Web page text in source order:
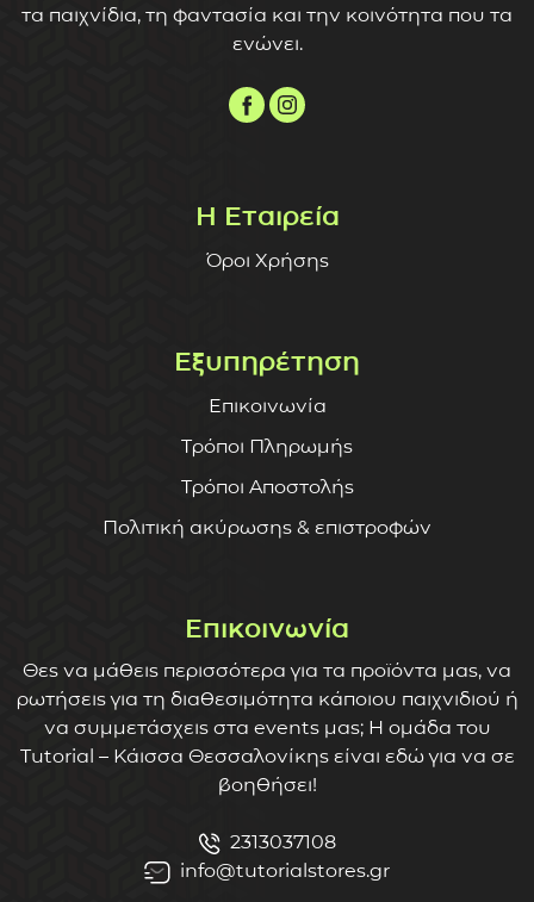
τα παιχνίδια, τη φαντασία και την κοινότητα που τα
ενώνει.
Η Εταιρεία
Όροι Χρήσης
Εξυπηρέτηση
Επικοινωνία
Τρόποι Πληρωμής
Τρόποι Αποστολής
Πολιτική ακύρωσης & επιστροφών
Επικοινωνία
Θες να μάθεις περισσότερα για τα προϊόντα μας, να
ρωτήσεις για τη διαθεσιμότητα κάποιου παιχνιδιού ή
να συμμετάσχεις στα events μας; Η ομάδα του
Tutorial – Κάισσα Θεσσαλονίκης είναι εδώ για να σε
βοηθήσει!
2313037108
info@tutorialstores.gr